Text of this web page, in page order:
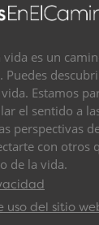
vida es un
Estamos
el sentido a
perspectivas
con otros
de la vida.
uso del sitio